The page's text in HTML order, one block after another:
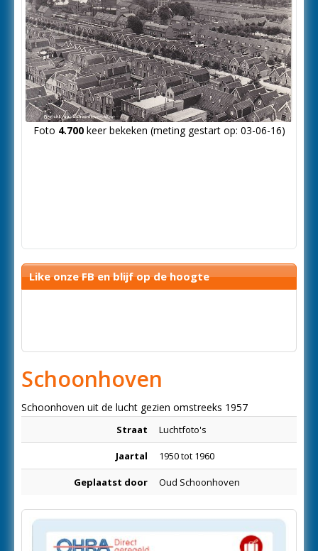
Foto 4.700keer bekeken (meting gestart op: 03-06-16)
Like onze FB en blijf op de hoogte
Schoonhoven
Schoonhoven uit de lucht gezien omstreeks 1957
Straat Luchtfoto's
Jaartal 1950 tot 1960
Geplaatst door Oud Schoonhoven